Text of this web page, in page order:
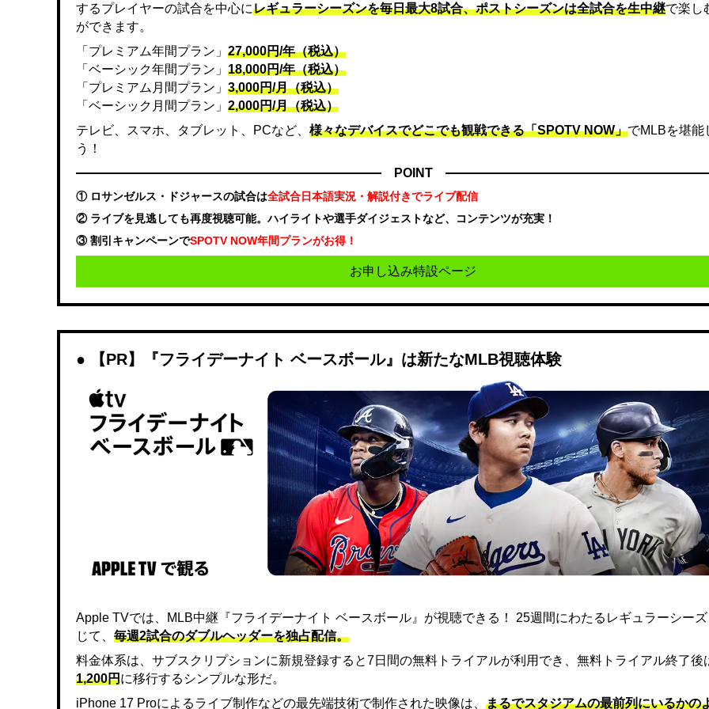
するプレイヤーの試合を中心にレギュラーシーズンを毎日最大8試合、ポストシーズンは全試合を生中継で楽し
ができます。
「プレミアム年間プラン」 27,000円/年（税込）
「ベーシック年間プラン」 18,000円/年（税込）
「プレミアム月間プラン」 3,000円/月（税込）
「ベーシック月間プラン」 2,000円/月（税込）
テレビ、スマホ、タブレット、PCなど、 様々なデバイスでどこでも観戦できる「SPOTV NOW」でMLBを堪能
う！
POINT
① ロサンゼルス・ドジャースの試合は全試合日本語実況・解説付きでライブ配信
② ライブを見逃しても再度視聴可能。ハイライトや選手ダイジェストなど、コンテンツが充実！
③ 割引キャンペーンでSPOTV NOW年間プランがお得！
お申し込み特設ページ
【PR】『フライデーナイト ベースボール』は新たなMLB視聴体験
Apple TVでは、MLB中継『フライデーナイト ベースボール』が視聴できる！ 25週間にわたるレギュラーシーズ
じて、 毎週2試合のダブルヘッダーを独占配信。
料金体系は、サブスクリプションに新規登録すると7日間の無料トライアルが利用でき、無料トライアル終了後
1,200円に移行するシンプルな形だ。
iPhone 17 Proによるライブ制作などの最先端技術で制作された映像は、 まるでスタジアムの最前列にいるかの